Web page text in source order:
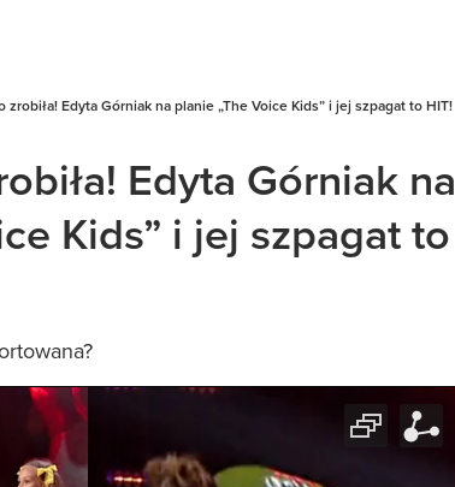
zrobiła! Edyta Górniak na planie „The Voice Kids” i jej szpagat to HIT!
Edyta Górniak na
Kids” i jej szpagat to